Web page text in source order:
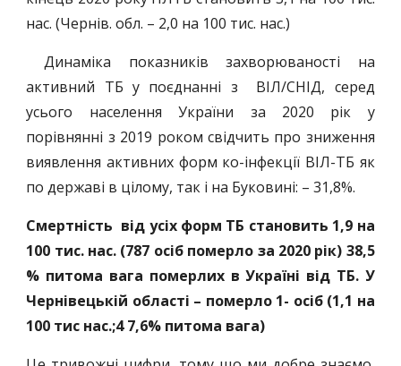
нас. (Чернів. обл. – 2,0 на 100 тис. нас.)
Динаміка показників захворюваності на
активний ТБ у поєднанні з ВІЛ/СНІД, серед
усього населення України за 2020 рік у
порівнянні з 2019 роком свідчить про зниження
виявлення активних форм ко-інфекції ВІЛ-ТБ як
по державі в цілому, так і на Буковині: – 31,8%.
Смертність від усіх форм ТБ становить 1,9 на
100 тис. нас. (787 осіб померло за 2020 рік) 38,5
% питома вага померлих в Україні від ТБ. У
Чернівецькій області – померло 1- осіб (1,1 на
100 тис нас.;4 7,6% питома вага)